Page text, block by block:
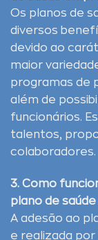
Os planos de
diversos
devido ao
maior
programas de
além de
funcionários.
talentos,
colaboradores.
3. Como
plano de
A adesão ao
e realizada